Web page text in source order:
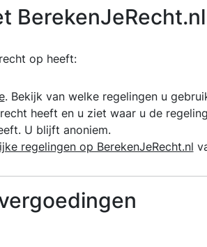
BerekenJeRecht.nl
op heeft:
. Bekijk van welke regelingen u
heeft en u ziet waar u de
U blijft anoniem.
regelingen op BerekenJeRecht.nl